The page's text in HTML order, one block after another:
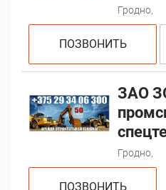
Гродно,
ПОЗВОНИТЬ
ЗАО
Гродно,
ПОЗВОНИТЬ